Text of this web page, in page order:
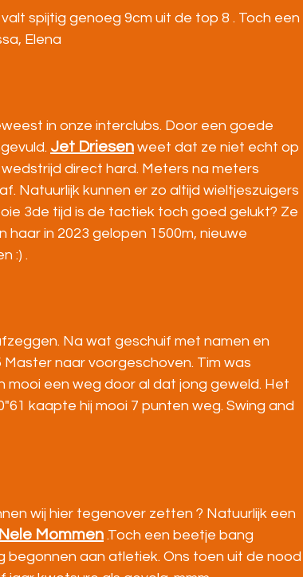
spijtig genoeg 9cm uit de top 8 . Toch een
Elena
in onze interclubs. Door een goede
Jet Driesen weet dat ze niet echt op
direct hard. Meters na meters
Natuurlijk kunnen er zo altijd wieltjeszuigers
3de tijd is de tactiek toch goed gelukt? Ze
in 2023 gelopen 1500m, nieuwe
:) .
Na wat geschuif met namen en
naar voorgeschoven. Tim was
een weg door al dat jong geweld. Het
kaapte hij mooi 7 punten weg. Swing and
wij hier tegenover zetten ? Natuurlijk een
Nele Mommen .Toch een beetje bang
begonnen aan atletiek. Ons toen uit de nood